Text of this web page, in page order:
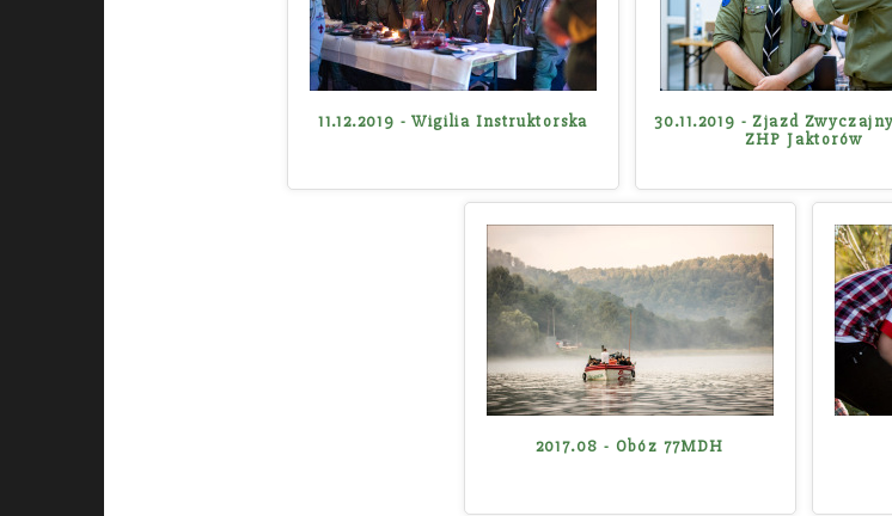
11.12.2019 - Wigilia Instruktorska
30.11.2019 - Zjazd
ZHP Jaktorów
2017.08 - Obóz 77MDH